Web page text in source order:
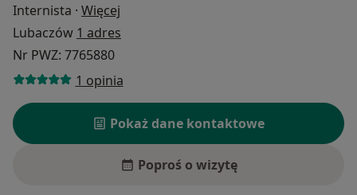
Internista · Więcej
Lubaczów 1 adres
Nr PWZ: 7765880
1 opinia
Pokaż dane kontaktowe
Poproś o wizytę